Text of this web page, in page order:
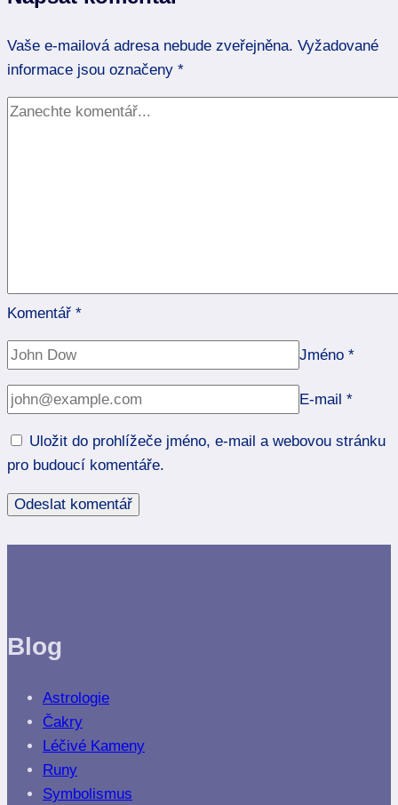
Vaše e-mailová adresa nebude zveřejněna. Vyžadované
informace jsou označeny *
Komentář *
Jméno *
E-mail *
Uložit do prohlížeče jméno, e-mail a webovou stránku
pro budoucí komentáře.
Blog
Astrologie
Čakry
Léčivé Kameny
Runy
Symbolismus